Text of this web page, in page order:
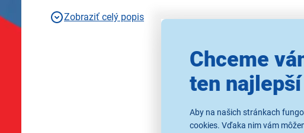
Chceme
ten
Aby na našich stránkach
cookies. Vďaka nim vám
Zobraziť celý popis